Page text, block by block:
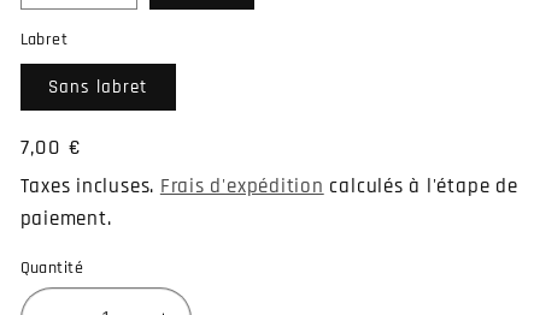
Labret
Sans labret
Prix
habituel
7,00 €
Taxes incluses.Frais d'expéditioncalculés à l'étape de
paiement.
Quantité